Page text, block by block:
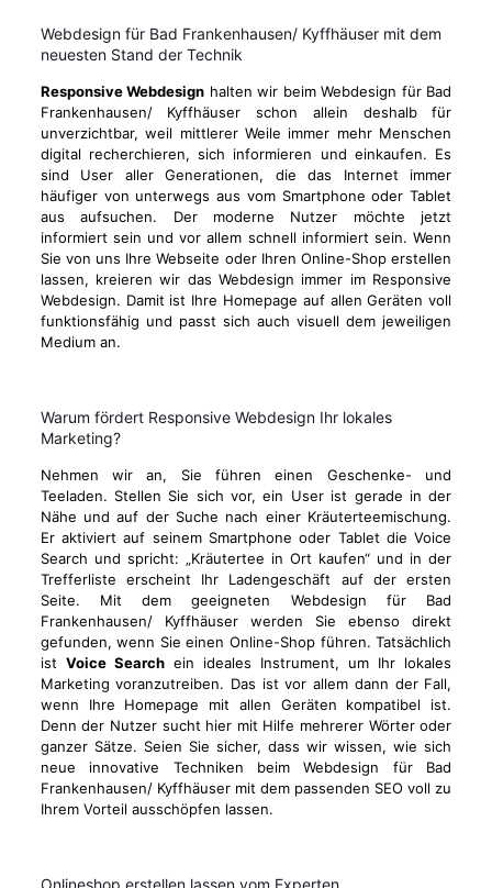
Webdesign für Bad Frankenhausen/ Kyffhäuser mit dem
neuesten Stand der Technik
Responsive Webdesign halten wir beim Webdesign für Bad
Frankenhausen/ Kyffhäuser schon allein deshalb für
unverzichtbar, weil mittlerer Weile immer mehr Menschen
digital recherchieren, sich informieren und einkaufen. Es
sind User aller Generationen, die das Internet immer
häufiger von unterwegs aus vom Smartphone oder Tablet
aus aufsuchen. Der moderne Nutzer möchte jetzt
informiert sein und vor allem schnell informiert sein. Wenn
Sie von uns Ihre Webseite oder Ihren Online-Shop erstellen
lassen, kreieren wir das Webdesign immer im Responsive
Webdesign. Damit ist Ihre Homepage auf allen Geräten voll
funktionsfähig und passt sich auch visuell dem jeweiligen
Medium an.
Warum fördert Responsive Webdesign Ihr lokales
Marketing?
Nehmen wir an, Sie führen einen Geschenke- und
Teeladen. Stellen Sie sich vor, ein User ist gerade in der
Nähe und auf der Suche nach einer Kräuterteemischung.
Er aktiviert auf seinem Smartphone oder Tablet die Voice
Search und spricht: „Kräutertee in Ort kaufen“ und in der
Trefferliste erscheint Ihr Ladengeschäft auf der ersten
Seite. Mit dem geeigneten Webdesign für Bad
Frankenhausen/ Kyffhäuser werden Sie ebenso direkt
gefunden, wenn Sie einen Online-Shop führen. Tatsächlich
ist Voice Searchein ideales Instrument, um Ihr lokales
Marketing voranzutreiben. Das ist vor allem dann der Fall,
wenn Ihre Homepage mit allen Geräten kompatibel ist.
Denn der Nutzer sucht hier mit Hilfe mehrerer Wörter oder
ganzer Sätze. Seien Sie sicher, dass wir wissen, wie sich
neue innovative Techniken beim Webdesign für Bad
Frankenhausen/ Kyffhäuser mit dem passenden SEO voll zu
Ihrem Vorteil ausschöpfen lassen.
Onlineshop erstellen lassen vom Experten